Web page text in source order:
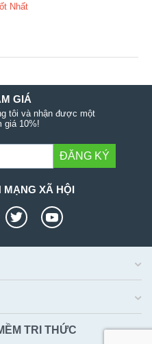
Nhất
GIÁ
tôi và nhận được một
giá 10%!
ĐĂNG KÝ
MẠNG XÃ HỘI
TRI THỨC